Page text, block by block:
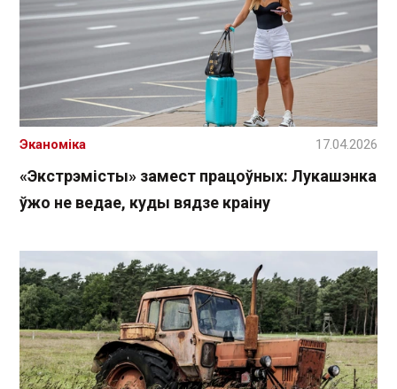
«Экстрэмісты» замест працоўных: Лукашэнка
ўжо не ведае, куды вядзе краіну
Эканоміка 17.04.2026